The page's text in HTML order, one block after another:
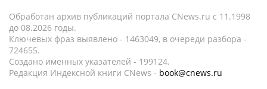
Обработан архив публикаций портала CNews.ru c 11.1998
до 08.2026 годы.
Ключевых фраз выявлено - 1463049, в очереди разбора -
724655.
Создано именных указателей - 199124.
Редакция Индексной книги CNews - book@cnews.ru